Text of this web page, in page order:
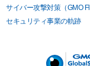
I draw while
me).
so I will never be
サイバー攻撃対策（GMO
セキュリティ事業の軌跡